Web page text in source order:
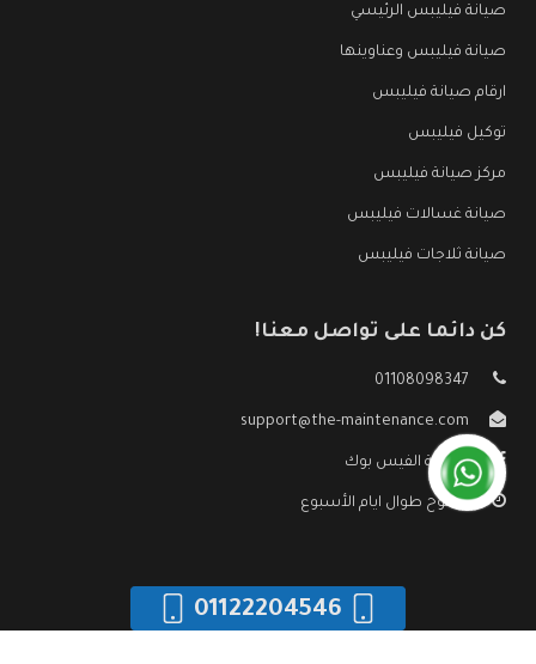
صيانة فيليبس الرئيسي
صيانة فيليبس وعناوينها
ارقام صيانة فيليبس
توكيل فيليبس
مركز صيانة فيليبس
صيانة غسالات فيليبس
صيانة ثلاجات فيليبس
كن دائما على تواصل معنا!
01108098347
support@the-maintenance.com
صفحة الفيس بوك
مفتوح طوال ايام الأسبوع
01122204546